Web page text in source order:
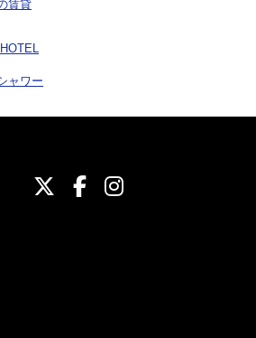
ニッカホーム公式
ニッカホーム公
ニッカホー